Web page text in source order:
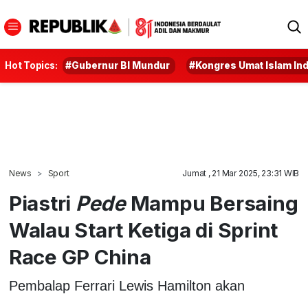
Hot Topics: #Gubernur BI Mundur #Kongres Umat Islam
News Sport Jumat , 21 Mar 2025, 23:31 WIB
Piastri Pede Mampu Bersaing
Walau Start Ketiga di Sprint
Race GP China
Pembalap Ferrari Lewis Hamilton akan